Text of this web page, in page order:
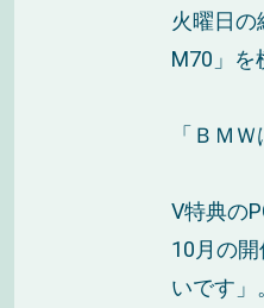
火曜日の
M70」を
「ＢＭ
V特典の
10月の
いです」